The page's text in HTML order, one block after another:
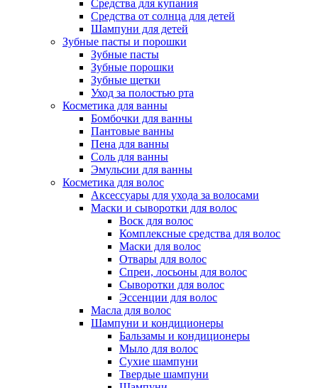
Средства для купания
Средства от солнца для детей
Шампуни для детей
Зубные пасты и порошки
Зубные пасты
Зубные порошки
Зубные щетки
Уход за полостью рта
Косметика для ванны
Бомбочки для ванны
Пантовые ванны
Пена для ванны
Соль для ванны
Эмульсии для ванны
Косметика для волос
Аксессуары для ухода за волосами
Маски и сыворотки для волос
Воск для волос
Комплексные средства для волос
Маски для волос
Отвары для волос
Спреи, лосьоны для волос
Сыворотки для волос
Эссенции для волос
Масла для волос
Шампуни и кондиционеры
Бальзамы и кондиционеры
Мыло для волос
Сухие шампуни
Твердые шампуни